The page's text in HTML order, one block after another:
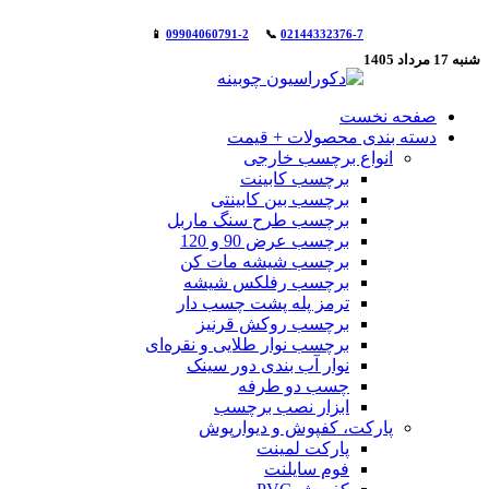
02144332376-7
📞
09904060791-2
📱
نخست
بندی محصولات + قیمت
انواع برچسب خارجی
برچسب کابینت
برچسب بین کابینتی
برچسب طرح سنگ ماربل
برچسب عرض 90 و 120
برچسب شیشه مات کن
برچسب رفلکس شیشه
ترمز پله پشت چسب دار
برچسب روکش قرنیز
برچسب نوار طلایی و نقره‌ای
نوار آب بندی دور سینک
چسب دو طرفه
ابزار نصب برچسب
پارکت، کفپوش و دیوارپوش
پارکت لمینت
فوم سایلنت